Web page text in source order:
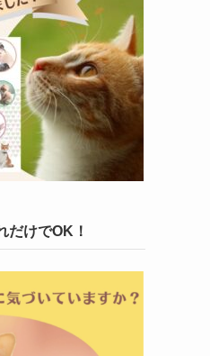
だけでOK！